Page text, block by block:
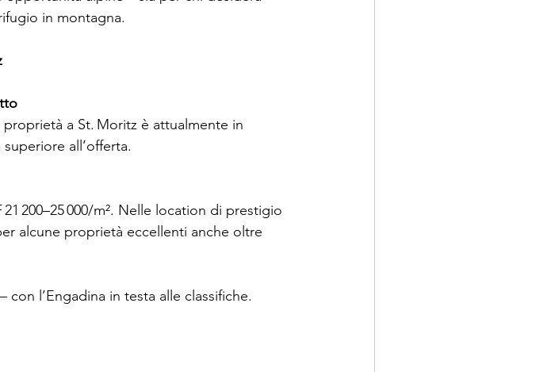
in montagna.
a St. Moritz è attualmente in
all’offerta.
200–25 000/m². Nelle location di prestigio
alcune proprietà eccellenti anche oltre
con l’Engadina in testa alle classifiche.